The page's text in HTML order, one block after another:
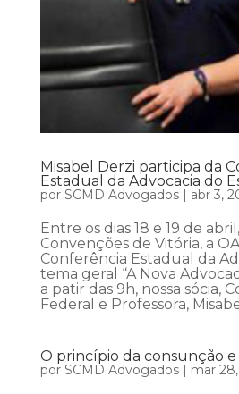
Misabel Derzi participa da
Estadual da Advocacia do
por SCMD Advogados| abr 3,
Entre os dias 18 e 19 de
Convenções de Vitória, a
Conferência Estadual da
tema geral “A Nova
a patir das 9h, nossa sócia,
Federal e Professora,
O princípio da consunção e
por SCMD Advogados| mar